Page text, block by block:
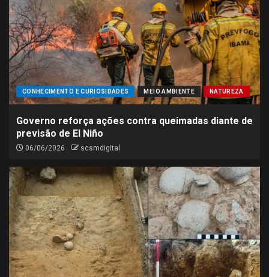
CONHECIMENTO E CURIOSIDADES MEIO AMBIENTE NATUREZA
Governo reforça ações contra queimadas diante de
previsão de El Niño
06/06/2026 scsmdigital